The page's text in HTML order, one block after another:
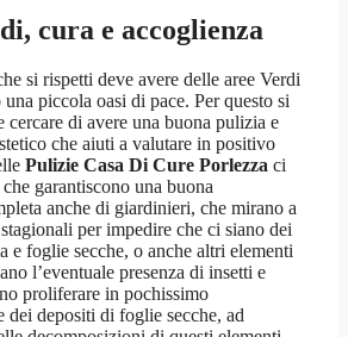
cura e accoglienza
si rispetti deve avere delle aree Verdi
piccola oasi di pace. Per questo si
cercare di avere una buona pulizia e
che aiuti a valutare in positivo
Pulizie Casa Di Cure Porlezza ci
garantiscono una buona
anche di giardinieri, che mirano a
per impedire che ci siano dei
e foglie secche, o anche altri elementi
l’eventuale presenza di insetti e
proliferare in pochissimo
dei depositi di foglie secche, ad